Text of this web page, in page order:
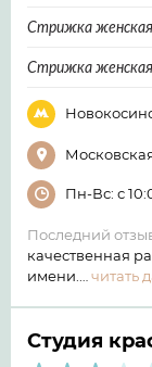
Стрижка
Стрижка женская
Пн-Вс: с
Последний
качественная
имени.… читать
Студия